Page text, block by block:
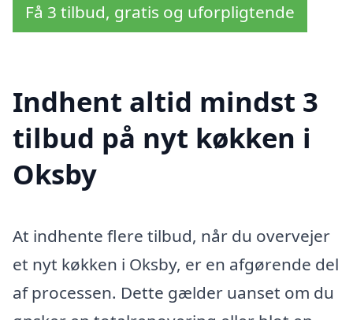
Få 3 tilbud, gratis og uforpligtende
Indhent altid mindst 3
tilbud på nyt køkken i
Oksby
At indhente flere tilbud, når du overvejer
et nyt køkken i Oksby, er en afgørende del
af processen. Dette gælder uanset om du